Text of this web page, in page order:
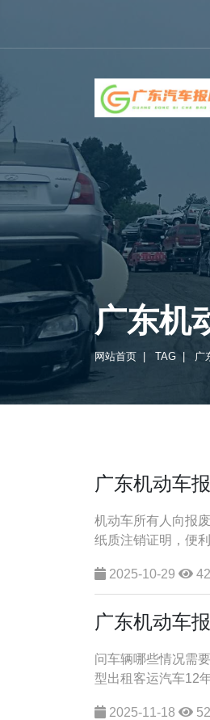
广东机
网站首页 TAG 广
广东机动车
机动车所有人向报
纸质注销证明，便
2025-10-29
广东机动车
问车辆哪些情况需
型出租客运汽车12
2025-11-18